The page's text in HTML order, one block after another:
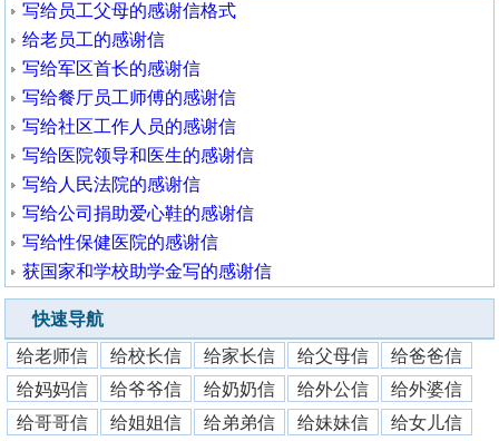
写给员工父母的感谢信格式
给老员工的感谢信
写给军区首长的感谢信
写给餐厅员工师傅的感谢信
写给社区工作人员的感谢信
写给医院领导和医生的感谢信
写给人民法院的感谢信
写给公司捐助爱心鞋的感谢信
写给性保健医院的感谢信
获国家和学校助学金写的感谢信
快速导航
给老师信 给校长信 给家长信 给父母信
给爸爸信
给妈妈信
给爷爷信 给奶奶信 给外公信
给外婆信
给哥哥信
给姐姐信 给弟弟信 给妹妹信 给女儿信